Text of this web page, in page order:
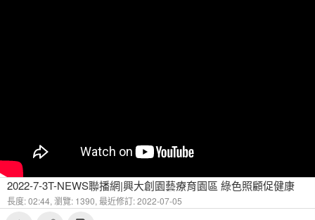
2022-7-3T-NEWS聯播網|興大創園藝療育園區 綠色照顧促健康
長度: 02:44, 瀏覽: 1390, 最近修訂: 2022-07-05